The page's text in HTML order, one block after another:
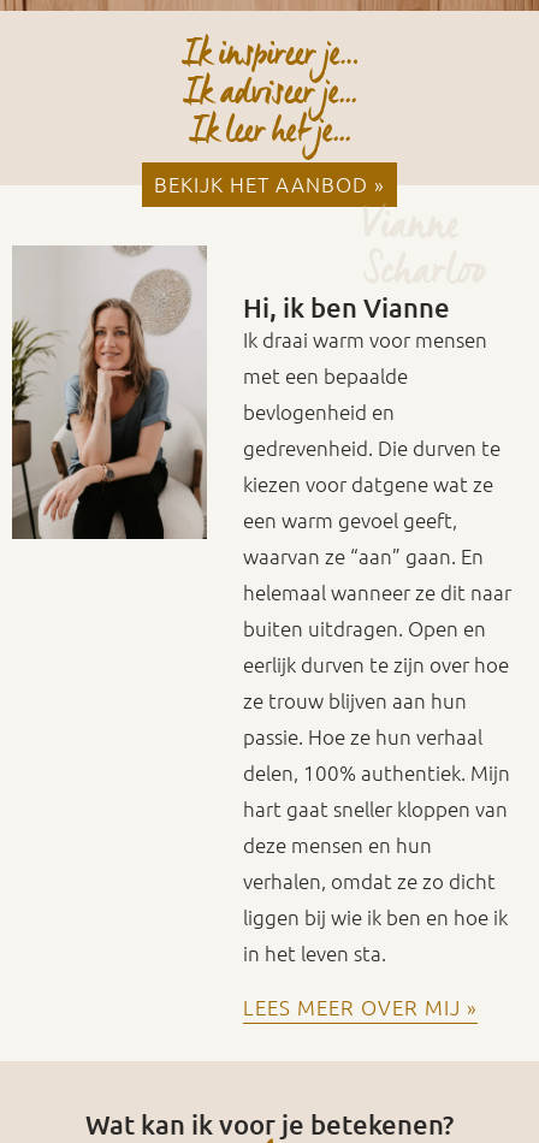
Ik inspireer je…
Ik adviseer je...
Ik leer het je...
BEKIJK HET AANBOD »Vianne
Scharloo
Hi, ik ben Vianne
Ik draai warm voor mensen
met een bepaalde
bevlogenheid en
gedrevenheid. Die durven te
kiezen voor datgene wat ze
een warm gevoel geeft,
waarvan ze “aan” gaan. En
helemaal wanneer ze dit naar
buiten uitdragen. Open en
eerlijk durven te zijn over hoe
ze trouw blijven aan hun
passie. Hoe ze hun verhaal
delen, 100% authentiek. Mijn
hart gaat sneller kloppen van
deze mensen en hun
verhalen, omdat ze zo dicht
liggen bij wie ik ben en hoe ik
in het leven sta.
LEES MEER OVER MIJ »
Wat kan ik voor je betekenen?